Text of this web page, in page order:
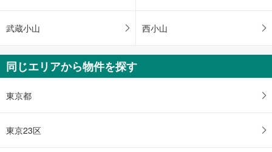
武蔵小山 西小山
同じエリアから物件を探す
東京都
東京23区